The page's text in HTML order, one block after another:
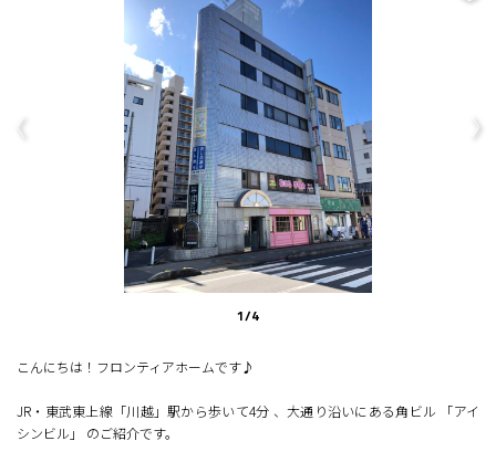
契約の流れ
運営会社
1/4
こんにちは！フロンティアホームです♪
JR・東武東上線「川越」駅から歩いて4分 、大通り沿いにある角ビル 「アイ
シンビル」 のご紹介です。